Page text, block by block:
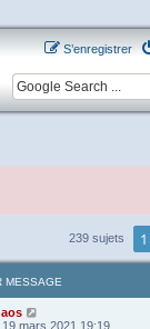
S’enregistrer
239 sujets 1
MESSAGE
mars 2021 19:19